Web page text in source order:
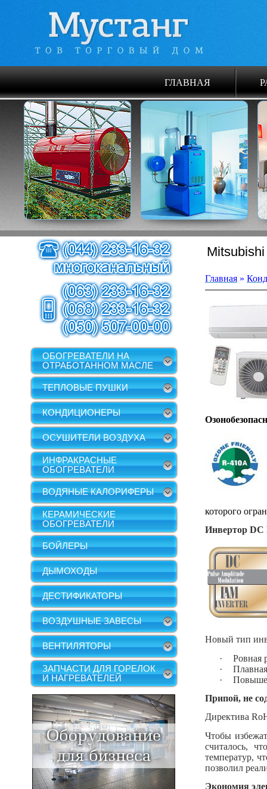
ГЛАВНАЯ
ОБОГРЕВАТЕЛИ НА
ОТРАБОТАННОМ МАСЛЕ
ТЕПЛОВЫЕ ПУШКИ
КОНДИЦИОНЕРЫ
ОСУШИТЕЛИ ВОЗДУХА
ИНФРАКРАСНЫЕ
ОБОГРЕВАТЕЛИ
ВОДЯНЫЕ КАЛОРИФЕРЫ
КЕРАМИЧЕСКИЕ
ОБОГРЕВАТЕЛИ
БОЙЛЕРЫ
ДЫМОХОДЫ
ДЕСТИФИКАТОРЫ
ВОЗДУШНЫЕ ЗАВЕСЫ
ВЕНТИЛЯТОРЫ
ЗАПЧАСТИ ДЛЯ ГОРЕЛОК
И НАГРЕВАТЕЛЕЙ
Главная »
которого
Инвертор DC
Новый тип
·
Ровная
·
·
Припой, не
Директива
Чтобы
считалось,
температур,
позволил
Экономия